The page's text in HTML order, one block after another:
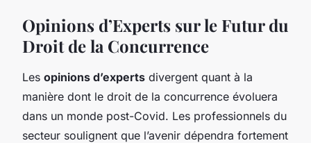
Opinions d’Experts sur le Futur du
Droit de la Concurrence
Les opinions d’experts divergent quant à la
manière dont le droit de la concurrence évoluera
dans un monde post-Covid. Les professionnels du
secteur soulignent que l’avenir dépendra fortement